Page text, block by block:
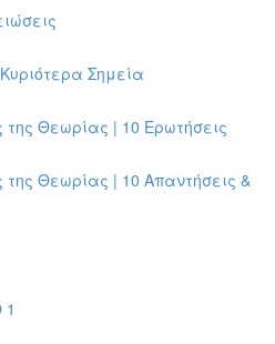
Σημεία
της Θεωρίας | 10 Ερωτήσεις
Θεωρίας | 10 Απαντήσεις &